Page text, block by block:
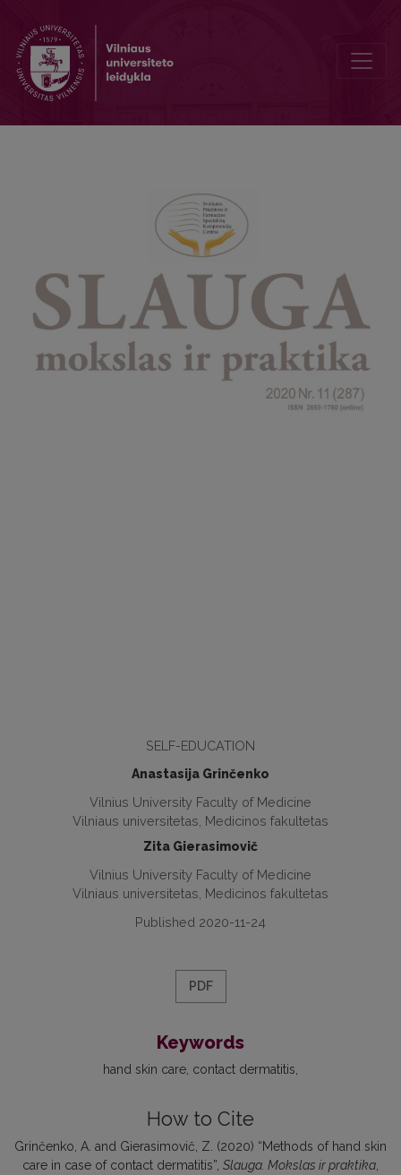
SELF-EDUCATION
Anastasija Grinčenko
Vilnius University Faculty of Medicine
Vilniaus universitetas, Medicinos fakultetas
Zita Gierasimovič
Vilnius University Faculty of Medicine
Vilniaus universitetas, Medicinos fakultetas
Published 2020-11-24
PDF
Keywords
hand skin care contact dermatitis
How to Cite
Grinčenko, A. and Gierasimovič, Z. (2020) “Methods of hand skin
care in case of contact dermatitis”, Slauga. Mokslas ir praktika,